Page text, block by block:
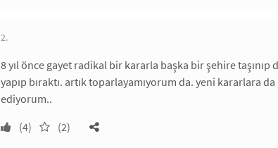
2.
8 yıl önce gayet radikal bir kararla başka bir şehire
yapıp bıraktı. artık toparlayamıyorum da. yeni kararlara
ediyorum..
(4)
(2)